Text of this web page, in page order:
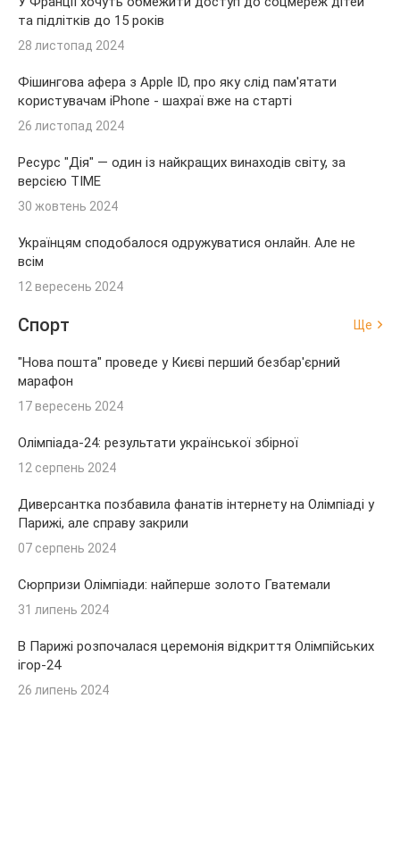
та підлітків до 15 років
28 листопад 2024
Фішингова афера з Apple ID, про яку слід пам'ятати
користувачам iPhone - шахраї вже на старті
26 листопад 2024
Ресурс "Дія" — один із найкращих винаходів світу, за
версією TIME
30 жовтень 2024
Українцям сподобалося одружуватися онлайн. Але не
всім
12 вересень 2024
Спорт Ще
"Нова пошта" проведе у Києві перший безбар'єрний
марафон
17 вересень 2024
Олімпіада-24: результати української збірної
12 серпень 2024
Диверсантка позбавила фанатів інтернету на Олімпіаді у
Парижі, але справу закрили
07 серпень 2024
Сюрпризи Олімпіади: найперше золото Гватемали
31 липень 2024
В Парижі розпочалася церемонія відкриття Олімпійських
ігор-24
26 липень 2024